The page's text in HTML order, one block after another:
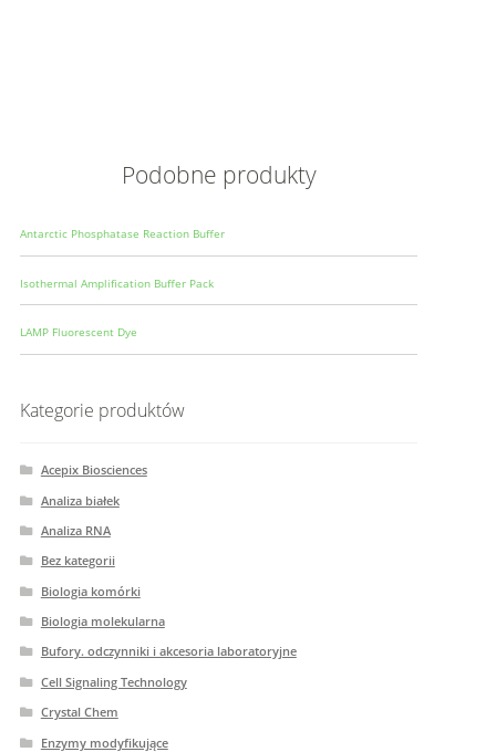
Podobne produkty
Antarctic Phosphatase Reaction Buffer
Isothermal Amplification Buffer Pack
LAMP Fluorescent Dye
Kategorie produktów
Acepix Biosciences
Analiza białek
Analiza RNA
Bez kategorii
Biologia komórki
Biologia molekularna
Bufory. odczynniki i akcesoria laboratoryjne
Cell Signaling Technology
Crystal Chem
Enzymy modyfikujące